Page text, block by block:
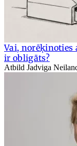
Vai, norēķinoties
ir obligāts?
Atbild Jadviga